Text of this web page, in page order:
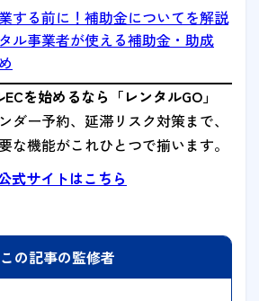
する前に！補助金についてを解説
ル事業者が使える補助金・助成
を始めるなら「レンタルGO」
ダー予約、延滞リスク対策まで、
な機能がこれひとつで揃います。
式サイトはこちら
この記事の監修者